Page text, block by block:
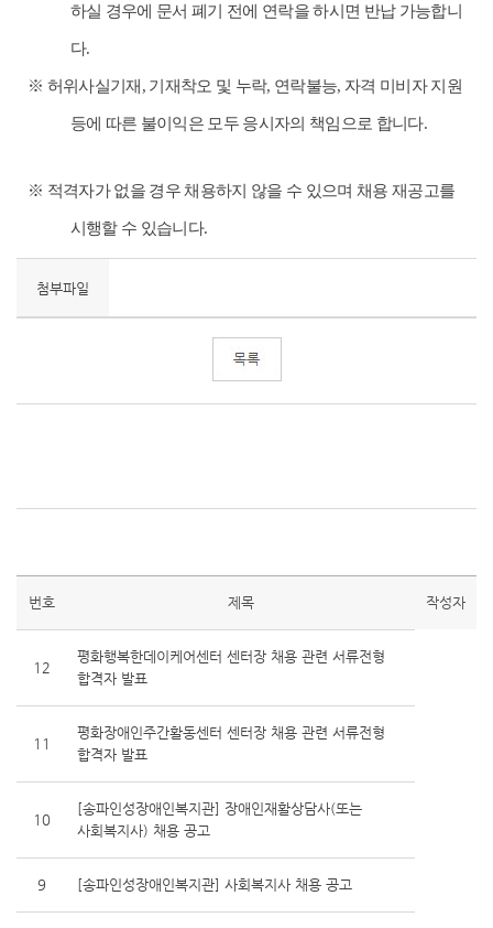
하실 경우에 문서 폐기 전에 연락을 하시면 반납 가능합니
다.
※ 허위사실기재 , 기재착오 및 누락, 연락불능, 자격 미비자 지원
등에 따른 불이익은 모두 응시자의 책임으로 합니다.
※ 적격자가 없을 경우 채용하지 않을 수 있으며 채용 재공고를
시행할 수 있습니다.
첨부파일
번호 제목 작성자
12
평화행복한데이케어센터 센터장 채용 관련 서류전형
합격자 발표
11
평화장애인주간활동센터 센터장 채용 관련 서류전형
합격자 발표
10
[송파인성장애인복지관] 장애인재활상담사(또는
사회복지사) 채용 공고
9 [송파인성장애인복지관] 사회복지사 채용 공고